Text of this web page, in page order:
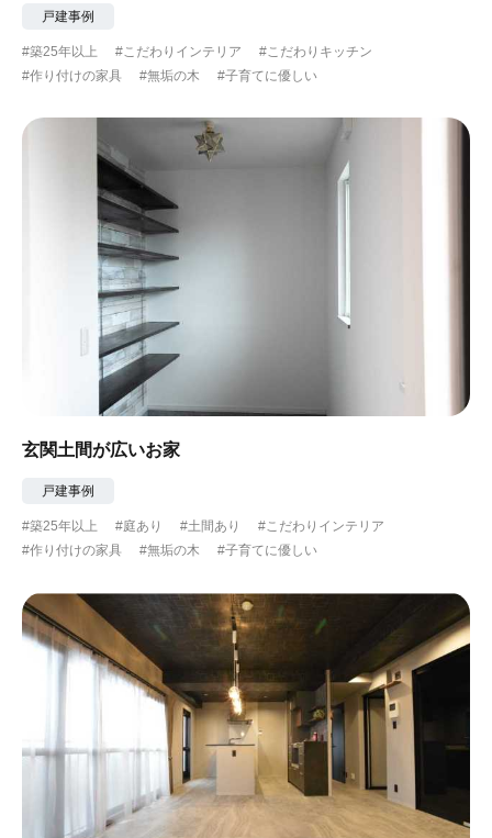
戸建事例
#築25年以上 #こだわりインテリア
#こだわりキッチン
#作り付けの家具
#無垢の木 #子育てに優しい
玄関土間が広いお家
戸建事例
#築25年以上 #庭あり #土間あり
#こだわりインテリア
#作り付けの家具
#無垢の木 #子育てに優しい